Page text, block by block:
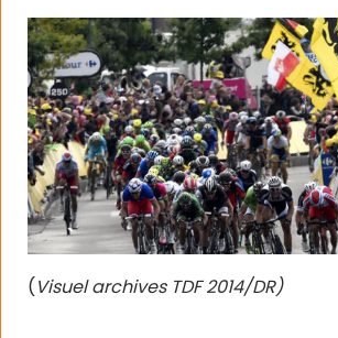
(Visuel archives TDF 2014/DR)